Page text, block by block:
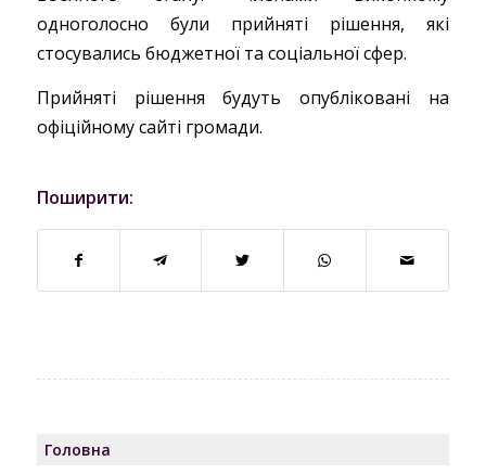
одноголосно були прийняті рішення, які
стосувались бюджетної та соціальної сфер.
Прийняті рішення будуть опубліковані на
офіційному сайті громади.
Поширити:
Головна